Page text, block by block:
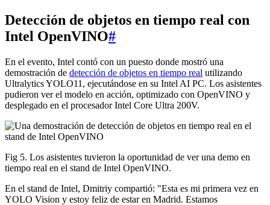
Detección de objetos en tiempo real con
Intel OpenVINO#
En el evento, Intel contó con un puesto donde mostró una
demostración de detección de objetos en tiempo real utilizando
Ultralytics YOLO11, ejecutándose en su Intel AI PC. Los asistentes
pudieron ver el modelo en acción, optimizado con OpenVINO y
desplegado en el procesador Intel Core Ultra 200V.
Fig 5. Los asistentes tuvieron la oportunidad de ver una demo en
tiempo real en el stand de Intel OpenVINO.
En el stand de Intel, Dmitriy compartió: "Esta es mi primera vez en
YOLO Vision y estoy feliz de estar en Madrid. Estamos